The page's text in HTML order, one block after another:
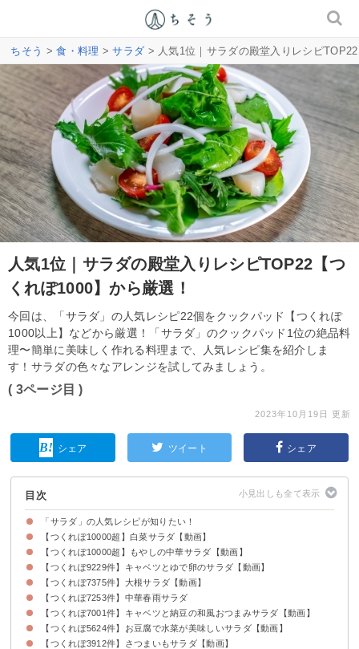
ちそう >食・料理 >サラダ > 人気1位｜サラダの殿堂入りレシピ
人気1位｜サラダの殿堂入りレシピTOP22【つ
くれぽ1000】から厳選！
今回は、「サラダ」の人気レシピ22個をクックパッド【つくれぽ
1000以上】などから厳選！「サラダ」のクックパッド1位の絶品料
理〜簡単に美味しく作れる料理まで、人気レシピ集を紹介しま
す！サラダの色々なアレンジを試してみましょう。
( 3ページ目 )
2023年10月19日 更新
シェア ツイート シェア
目次
「サラダ」の人気レシピが知りたい！
【つくれぽ10000超】白菜サラダ【動画】
【つくれぽ10000超】もやしの中華サラダ【動画】
【つくれぽ9229件】キャベツとゆで卵のサラダ【動画】
【つくれぽ7375件】大根サラダ【動画】
【つくれぽ7253件】中華春雨サラダ
【つくれぽ7001件】キャベツと納豆の和風おつまみサラダ【動画】
【つくれぽ5624件】お豆腐で水菜が美味しいサラダ【動画】
【つくれぽ3912件】さつまいもサラダ【動画】